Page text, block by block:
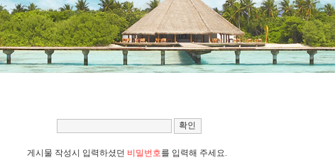
게시물 작성시 입력하셨던 비밀번호를 입력해 주세요.